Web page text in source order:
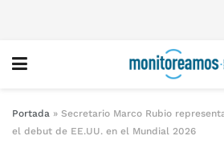
Portada » Secretario Marco Rubio
el debut de EE.UU. en el Mundial 2026